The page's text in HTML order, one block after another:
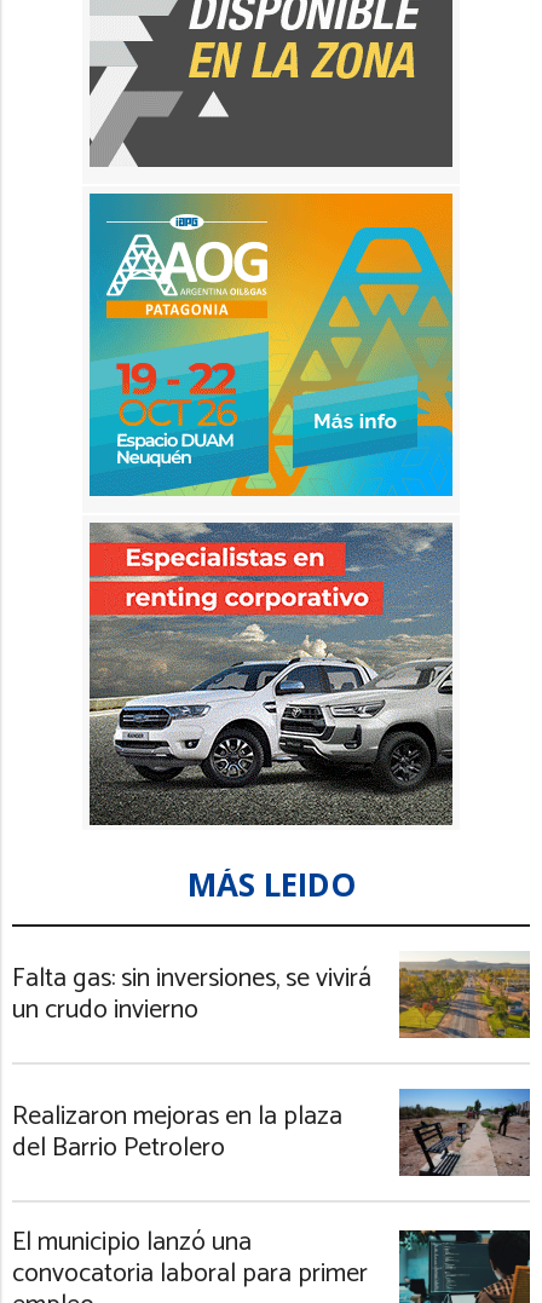
MÁS LEIDO
Falta gas: sin inversiones, se vivirá
un crudo invierno
Realizaron mejoras en la plaza
del Barrio Petrolero
El municipio lanzó una
convocatoria laboral para primer